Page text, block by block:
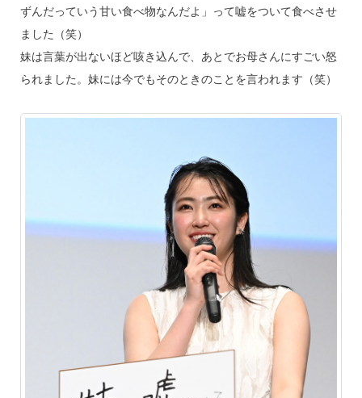
ずんだっていう甘い食べ物なんだよ」って嘘をついて食べさせ
ました（笑）
妹は言葉が出ないほど咳き込んで、あとでお母さんにすごい怒
られました。妹には今でもそのときのことを言われます（笑）